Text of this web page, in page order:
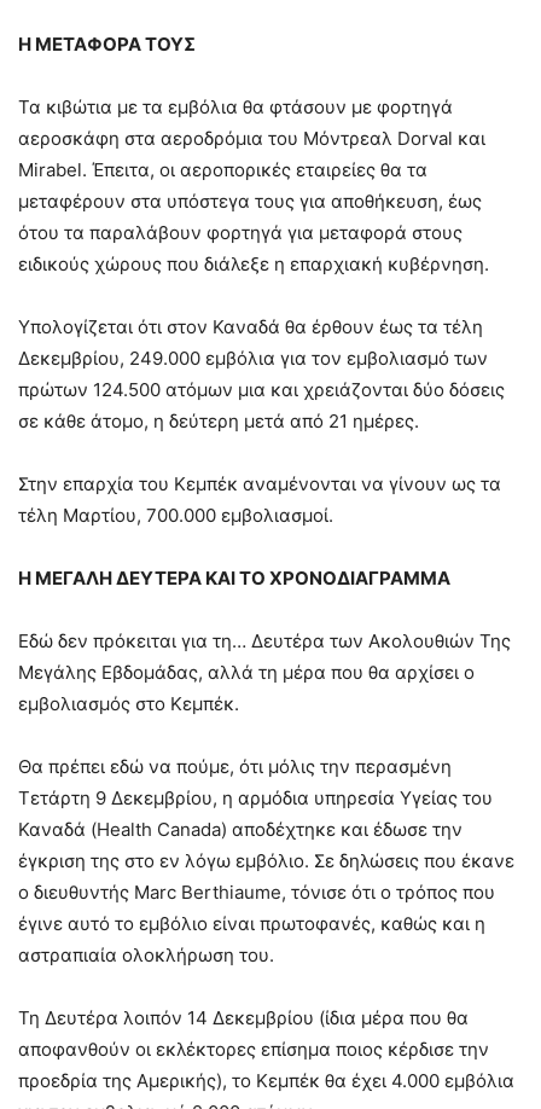
Η ΜΕΤΑΦΟΡΑ ΤΟΥΣ
Τα κιβώτια με τα εμβόλια θα φτάσουν με φορτηγά
αεροσκάφη στα αεροδρόμια του Μόντρεαλ Dorval και
Mirabel. Έπειτα, οι αεροπορικές εταιρείες θα τα
μεταφέρουν στα υπόστεγα τους για αποθήκευση, έως
ότου τα παραλάβουν φορτηγά για μεταφορά στους
ειδικούς χώρους που διάλεξε η επαρχιακή κυβέρνηση.
Υπολογίζεται ότι στον Καναδά θα έρθουν έως τα τέλη
Δεκεμβρίου, 249.000 εμβόλια για τον εμβολιασμό των
πρώτων 124.500 ατόμων μια και χρειάζονται δύο δόσεις
σε κάθε άτομο, η δεύτερη μετά από 21 ημέρες.
Στην επαρχία του Κεμπέκ αναμένονται να γίνουν ως τα
τέλη Μαρτίου, 700.000 εμβολιασμοί.
Η ΜΕΓΑΛΗ ΔΕΥΤΕΡΑ ΚΑΙ ΤΟ ΧΡΟΝΟΔΙΑΓΡΑΜΜΑ
Εδώ δεν πρόκειται για τη… Δευτέρα των Ακολουθιών Της
Μεγάλης Εβδομάδας, αλλά τη μέρα που θα αρχίσει ο
εμβολιασμός στο Κεμπέκ.
Θα πρέπει εδώ να πούμε, ότι μόλις την περασμένη
Τετάρτη 9 Δεκεμβρίου, η αρμόδια υπηρεσία Υγείας του
Καναδά (Health Canada) αποδέχτηκε και έδωσε την
έγκριση της στο εν λόγω εμβόλιο. Σε δηλώσεις που έκανε
ο διευθυντής Marc Berthiaume, τόνισε ότι ο τρόπος που
έγινε αυτό το εμβόλιο είναι πρωτοφανές, καθώς και η
αστραπιαία ολοκλήρωση του.
Τη Δευτέρα λοιπόν 14 Δεκεμβρίου (ίδια μέρα που θα
αποφανθούν οι εκλέκτορες επίσημα ποιος κέρδισε την
προεδρία της Αμερικής), το Κεμπέκ θα έχει 4.000 εμβόλια